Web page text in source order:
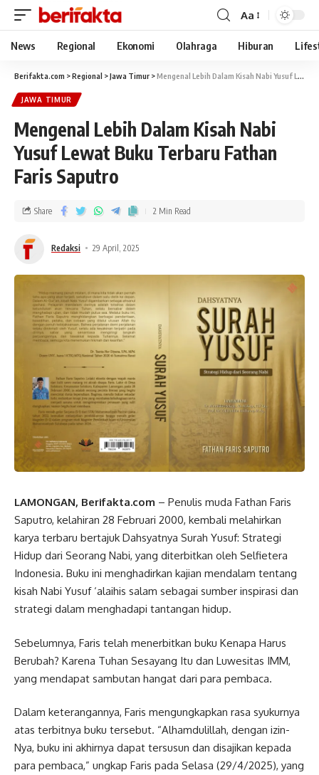
Aa
News Regional Ekonomi Olahraga Hiburan
Berifakta.com >Regional >Jawa Timur >Mengenal Lebih Dalam Kisah Nabi Yusuf Lewat Buku Terbaru Fathan Faris Saputro
JAWA TIMUR
Mengenal Lebih Dalam Kisah Nabi
Yusuf Lewat Buku Terbaru Fathan
Faris Saputro
Redaksi 29 April, 2025
Share 2 Min Read
LAMONGAN, Berifakta.com – Penulis muda Fathan Faris
Saputro, kelahiran 28 Februari 2000, kembali melahirkan
karya terbaru bertajuk Dahsyatnya Surah Yusuf: Strategi
Hidup dari Seorang Nabi, yang diterbitkan oleh Selfietera
Indonesia. Buku ini menghadirkan kajian mendalam tentang
kisah Nabi Yusuf ‘alaihis salam sebagai sumber inspirasi dan
strategi dalam menghadapi tantangan hidup.
Sebelumnya, Faris telah menerbitkan buku Kenapa Harus
Berubah? Karena Tuhan Sesayang Itu dan Luwesitas IMM,
yang mendapat sambutan hangat dari para pembaca.
Dalam keterangannya, Faris mengungkapkan rasa syukurnya
atas terbitnya buku tersebut. “Alhamdulillah, dengan izin-
Nya, buku ini akhirnya dapat tersusun dan disajikan kepada
para pembaca,” ungkap Faris pada Selasa (29/4/2025), yang